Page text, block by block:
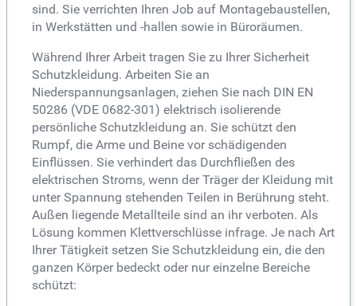
sind. Sie verrichten Ihren Job auf Montagebaustellen,
in Werkstätten und -hallen sowie in Büroräumen.
Während Ihrer Arbeit tragen Sie zu Ihrer Sicherheit
Schutzkleidung. Arbeiten Sie an
Niederspannungsanlagen, ziehen Sie nach DIN EN
50286 (VDE 0682-301) elektrisch isolierende
persönliche Schutzkleidung an. Sie schützt den
Rumpf, die Arme und Beine vor schädigenden
Einflüssen. Sie verhindert das Durchfließen des
elektrischen Stroms, wenn der Träger der Kleidung mit
unter Spannung stehenden Teilen in Berührung steht.
Außen liegende Metallteile sind an ihr verboten. Als
Lösung kommen Klettverschlüsse infrage. Je nach Art
Ihrer Tätigkeit setzen Sie Schutzkleidung ein, die den
ganzen Körper bedeckt oder nur einzelne Bereiche
schützt: